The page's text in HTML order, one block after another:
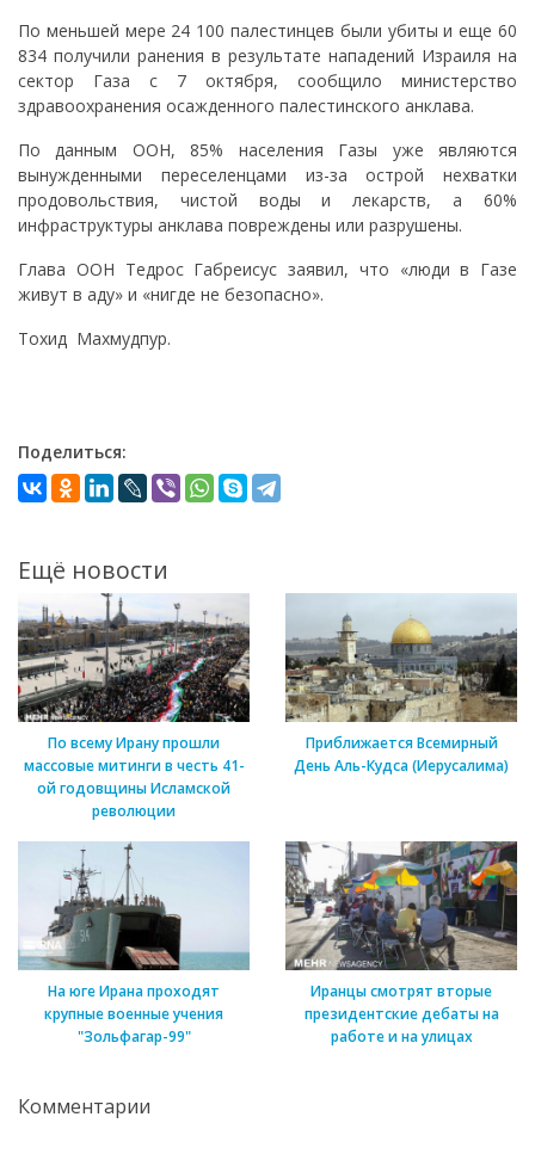
По меньшей мере 24 100 палестинцев были убиты и еще 60
834 получили ранения в результате нападений Израиля на
сектор Газа с 7 октября, сообщило министерство
здравоохранения осажденного палестинского анклава.
По данным ООН, 85% населения Газы уже являются
вынужденными переселенцами из-за острой нехватки
продовольствия, чистой воды и лекарств, а 60%
инфраструктуры анклава повреждены или разрушены.
Глава ООН Тедрос Габреисус заявил, что «люди в Газе
живут в аду» и «нигде не безопасно».
Тохид Махмудпур.
Поделиться:
Ещё новости
По всему Ирану прошли
массовые митинги в честь 41-
ой годовщины Исламской
революции
Приближается Всемирный
День Аль-Кудса (Иерусалима)
На юге Ирана проходят
крупные военные учения
"Зольфагар-99"
Иранцы смотрят вторые
президентские дебаты на
работе и на улицах
Комментарии